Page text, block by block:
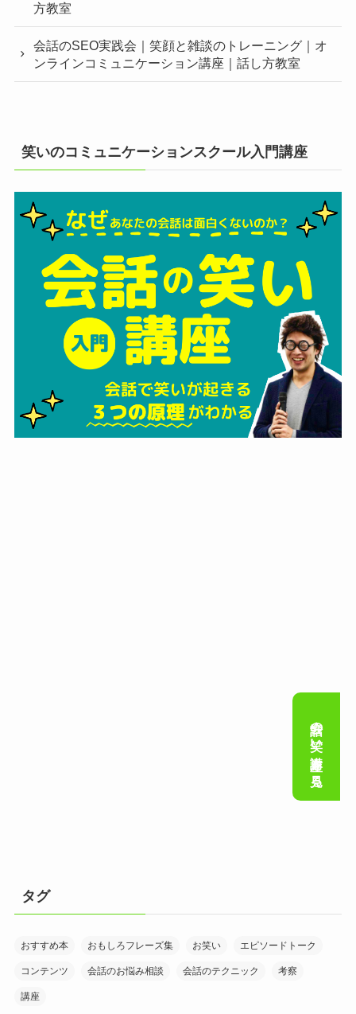
方教室
会話のSEO実践会｜笑顔と雑談のトレーニング｜オ
ンラインコミュニケーション講座｜話し方教室
笑いのコミュニケーションスクール入門講座
タグ
おすすめ本 おもしろフレーズ集 お笑い エピソードトーク
コンテンツ 会話のお悩み相談 会話のテクニック 考察
講座
会話の笑い講座を見る